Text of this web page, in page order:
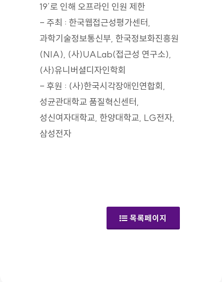
19’로 인해 오프라인 인원 제한
- 주최 : 한국웹접근성평가센터,
과학기술정보통신부, 한국정보화진흥원
(NIA), (사)UALab(접근성 연구소),
(사)유니버셜디자인학회
- 후원 : (사)한국시각장애인연합회,
성균관대학교 품질혁신센터,
성신여자대학교, 한양대학교, LG전자,
삼성전자
(갤러리)
목록페이지